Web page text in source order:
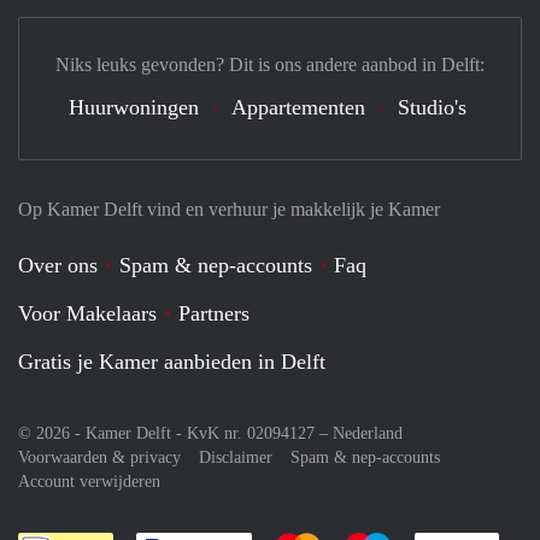
Op Kamer Delft vind en verhuur je makkelijk je Kamer
Over ons Spam & nep-accounts
Faq
Voor Makelaars
Partners
Gratis je Kamer aanbieden in Delft
© 2026 - Kamer Delft - KvK nr. 02094127 – Nederland
Voorwaarden & privacy
Disclaimer
Spam & nep-accounts
Account verwijderen
Niks leuks gevonden? Dit is ons andere aanbod in Delft:
Huurwoningen Appartementen Studio's